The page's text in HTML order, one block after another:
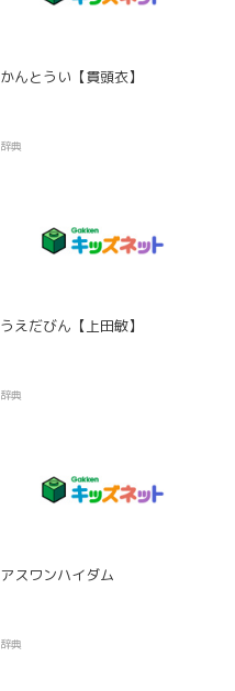
かんとうい【貫頭衣】
辞典
うえだびん【上田敏】
辞典
アスワンハイダム
辞典